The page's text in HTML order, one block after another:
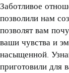
Заботливое
позволили нам
позволят вам
ваши чувства и
насыщенной.
приготовили для